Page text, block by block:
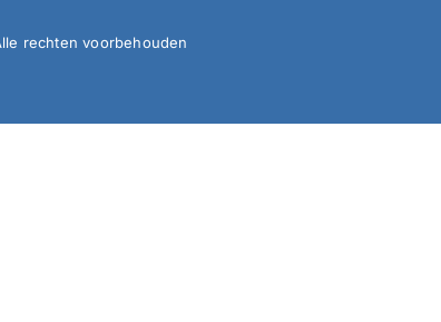
rechten voorbehouden